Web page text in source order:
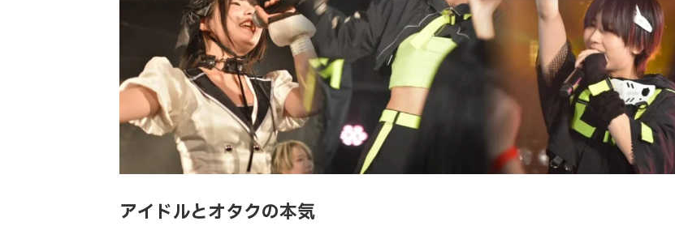
アイドルとオタクの本気